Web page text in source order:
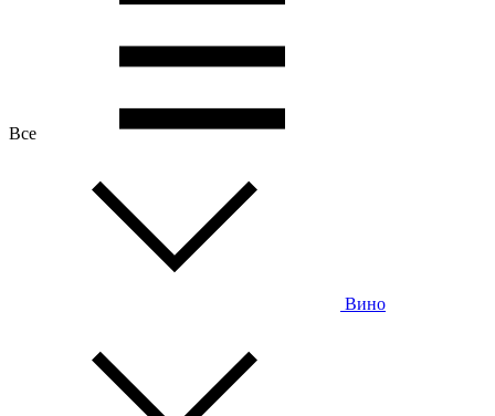
Все
Вино